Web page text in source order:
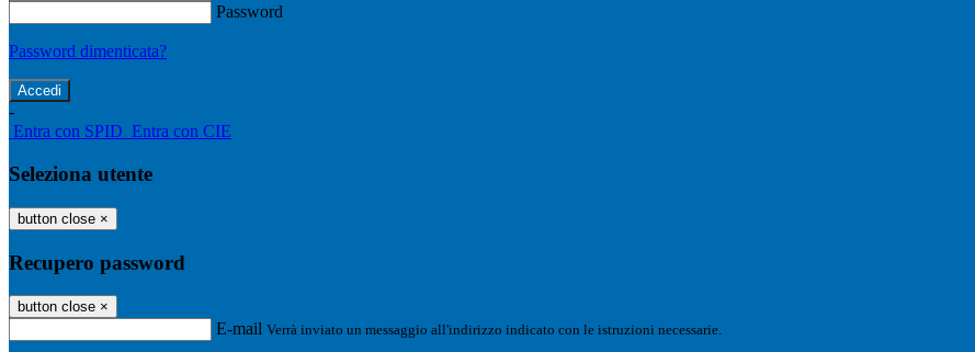
Password
Password dimenticata?
-
Entra con SPID Entra con CIE
Seleziona utente
button close ×
Recupero password
button close ×
E-mail Verrà inviato un messaggio all'indirizzo indicato con le istruzioni necessarie.